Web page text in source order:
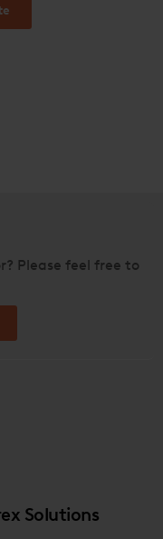
Please feel free to
Solutions